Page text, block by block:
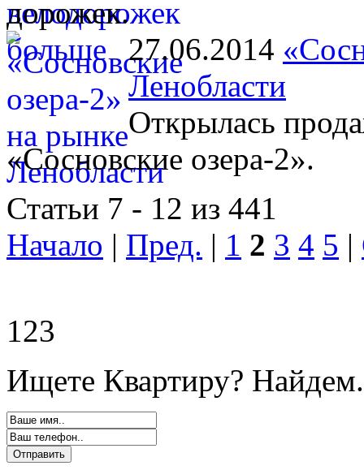
дорожек.
27.06.2014
Ленобласти
Открылась
«Сосновские озера-2».
Статьи 7 - 12 из 441
Начало | Пред. | 1 2 3 4 5 |
123
Ищете Квартиру?